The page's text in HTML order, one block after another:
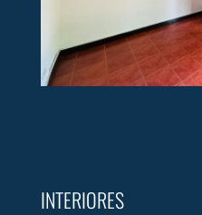
INTERIORES